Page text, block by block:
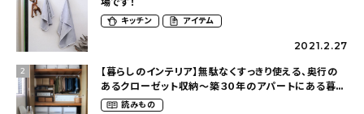
キッチン アイテム
2021.2.27
2
【暮らしのインテリア】無駄なくすっきり使える、奥行の
あるクローゼット収納〜築３０年のアパートにある暮ら
し（mari_ppe_さん）
読みもの